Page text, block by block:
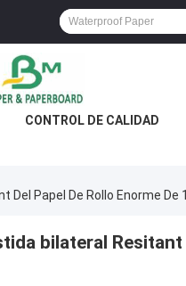
CONTROL DE CALIDAD
Papel De Rollo Enorme De
bilateral